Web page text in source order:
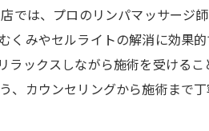
では、プロのリンパマッサージ
みやセルライトの解消に効果
ックスしながら施術を受ける
カウンセリングから施術まで